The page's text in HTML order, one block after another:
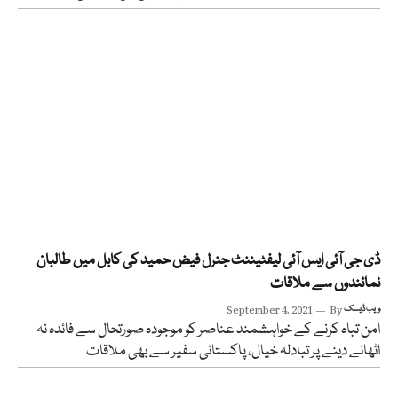
ڈی جی آئی ایس آئی لیفٹیننٹ جنرل فیض حمید کی کابل میں طالبان
نمائندوں سے ملاقات
September 4, 2021 Byویب ڈیسک
امن تباہ کرنے کے خواہشمند عناصر کو موجودہ صورتحال سے فائدہ نہ
اٹھانے دینے پر تبادلہ خیال، پاکستانی سفیر سے بھی ملاقات